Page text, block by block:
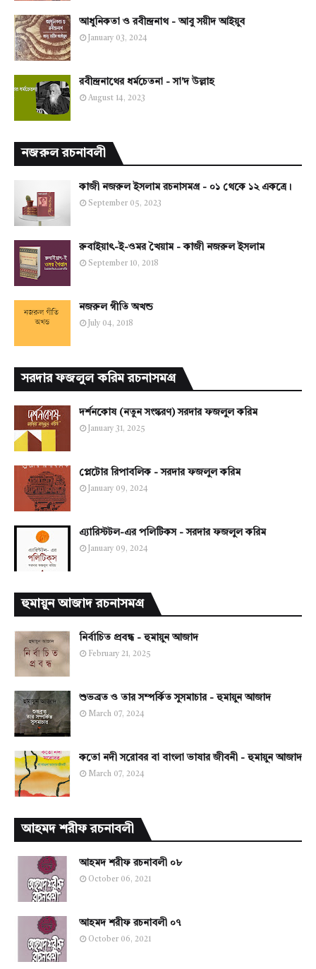
আধুনিকতা ও রবীন্দ্রনাথ - আবু সয়ীদ আইয়ুব
January 03, 2024
রবীন্দ্রনাথের ধর্মচেতনা - সা'দ উল্লাহ
August 14, 2023
নজরুল রচনাবলী
কাজী নজরুল ইসলাম রচনাসমগ্র - ০১ থেকে ১২ একত্রে।
September 05, 2023
রুবাইয়াৎ-ই-ওমর খৈয়াম - কাজী নজরুল ইসলাম
September 10, 2018
নজরুল গীতি অখন্ড
July 04, 2018
সরদার ফজলুল করিম রচনাসমগ্র
দর্শনকোষ (নতুন সংস্করণ) সরদার ফজলুল করিম
January 31, 2025
প্লেটোর রিপাবলিক - সরদার ফজলুল করিম
January 09, 2024
এ্যারিস্টটল-এর পলিটিকস - সরদার ফজলুল করিম
January 09, 2024
হুমায়ুন আজাদ রচনাসমগ্র
নির্বাচিত প্রবন্ধ - হুমায়ুন আজাদ
February 21, 2025
শুভব্রত ও তার সম্পর্কিত সুসমাচার - হুমায়ুন আজাদ
March 07, 2024
কতো নদী সরোবর বা বাংলা ভাষার জীবনী - হুমায়ুন আজাদ
March 07, 2024
আহমদ শরীফ রচনাবলী
আহমদ শরীফ রচনাবলী ০৮
October 06, 2021
আহমদ শরীফ রচনাবলী ০৭
October 06, 2021